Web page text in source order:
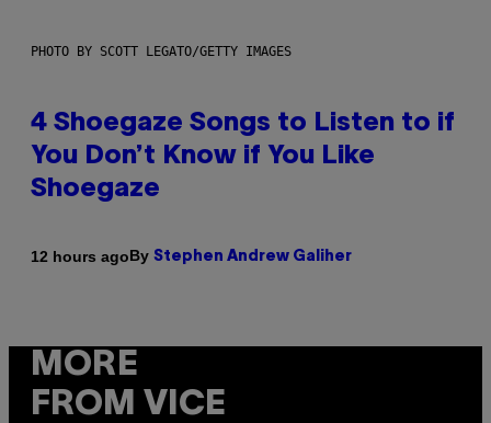
PHOTO BY SCOTT LEGATO/GETTY IMAGES
4 Shoegaze Songs to Listen to if
You Don’t Know if You Like
Shoegaze
12 hours agoBy Stephen Andrew Galiher
MORE
FROM VICE